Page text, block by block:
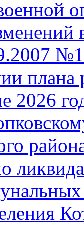
2026